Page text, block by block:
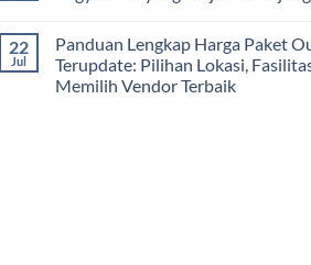
Team
Building,
dan
Gathering
Jogja
Terupdate:
Panduan
Lengkap
on
Wisata
Alam
Jogja:
22
Jul
Panduan Lengkap Harga Paket
Terupdate: Pilihan Lokasi,
Memilih Vendor Terbaik